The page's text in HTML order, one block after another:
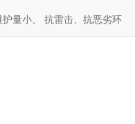
量小、 抗雷击、抗恶劣环